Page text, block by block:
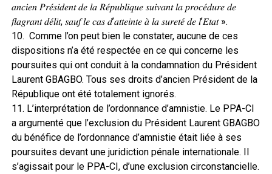
𝑎𝑛𝑐𝑖𝑒𝑛 𝑃𝑟𝑒́𝑠𝑖𝑑𝑒𝑛𝑡 𝑑𝑒 𝑙𝑎 𝑅𝑒́𝑝𝑢𝑏𝑙𝑖𝑞𝑢𝑒 𝑠𝑢𝑖𝑣𝑎𝑛𝑡 𝑙𝑎 𝑝𝑟𝑜𝑐𝑒́𝑑𝑢𝑟𝑒 𝑑𝑒
𝑓𝑙𝑎𝑔𝑟𝑎𝑛𝑡 𝑑𝑒́𝑙𝑖𝑡, 𝑠𝑎𝑢𝑓 𝑙𝑒 𝑐𝑎𝑠 𝑑’𝑎𝑡𝑡𝑒𝑖𝑛𝑡𝑒 𝑎̀ 𝑙𝑎 𝑠𝑢𝑟𝑒𝑡𝑒́ 𝑑𝑒 𝑙’𝐸𝑡𝑎𝑡 ».
10. Comme l’on peut bien le constater, aucune de ces
dispositions n’a été respectée en ce qui concerne les
poursuites qui ont conduit à la condamnation du Président
Laurent GBAGBO. Tous ses droits d’ancien Président de la
République ont été totalement ignorés.
11. L’interprétation de l’ordonnance d’amnistie. Le PPA-CI
a argumenté que l’exclusion du Président Laurent GBAGBO
du bénéfice de l’ordonnance d’amnistie était liée à ses
poursuites devant une juridiction pénale internationale. Il
s’agissait pour le PPA-CI, d’une exclusion circonstancielle.